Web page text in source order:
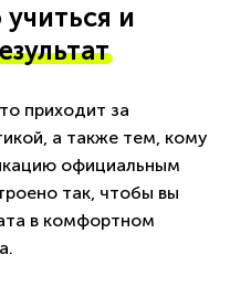
и
приходит за
а также тем, кому
официальным
так, чтобы вы
в комфортном